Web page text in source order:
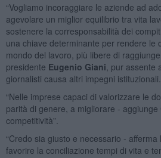
“Vogliamo incoraggiare le aziende ad
agevolare un miglior equilibrio tra vita
sostenere la corresponsabilità dei
una chiave determinante per rendere le
mondo del lavoro, più libere di
presidente Eugenio Giani , pur
giornalisti causa altri impegni istituzionali.
“Nelle imprese capaci di valorizzare le
parità di genere, a migliorare -
competitività”.
“Credo sia giusto e necessario - afferma
favorire la conciliazione tempi di vita e